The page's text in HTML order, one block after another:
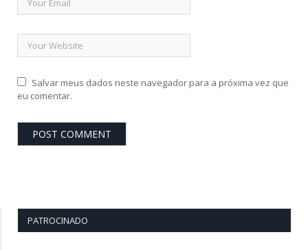
Salvar meus dados neste navegador para a próxima vez que
eu comentar.
PATROCINADO